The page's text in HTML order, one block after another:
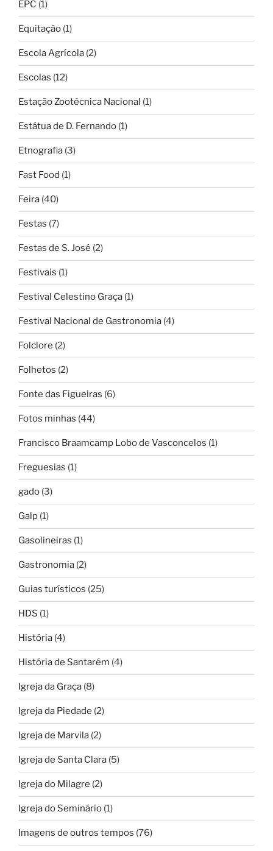
EPC (1)
Equitação (1)
Escola Agrícola (2)
Escolas (12)
Estação Zootécnica Nacional (1)
Estátua de D. Fernando (1)
Etnografia (3)
Fast Food (1)
Feira (40)
Festas (7)
Festas de S. José (2)
Festivais (1)
Festival Celestino Graça (1)
Festival Nacional de Gastronomia (4)
Folclore (2)
Folhetos (2)
Fonte das Figueiras (6)
Fotos minhas (44)
Francisco Braamcamp Lobo de Vasconcelos (1)
Freguesias (1)
gado (3)
Galp (1)
Gasolineiras (1)
Gastronomia (2)
Guias turísticos (25)
HDS (1)
História (4)
História de Santarém (4)
Igreja da Graça (8)
Igreja da Piedade (2)
Igreja de Marvila (2)
Igreja de Santa Clara (5)
Igreja do Milagre (2)
Igreja do Seminário (1)
Imagens de outros tempos (76)